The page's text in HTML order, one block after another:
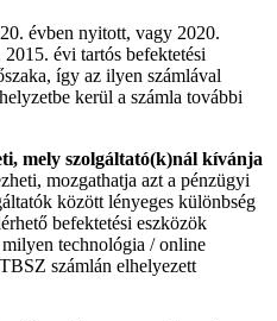
évben nyitott, vagy 2020.
évi tartós befektetési
így az ilyen számlával
kerül a számla további
mely szolgáltató(k)nál kívánja
mozgathatja azt a pénzügyi
között lényeges különbség
befektetési eszközök
technológia / online
számlán elhelyezett